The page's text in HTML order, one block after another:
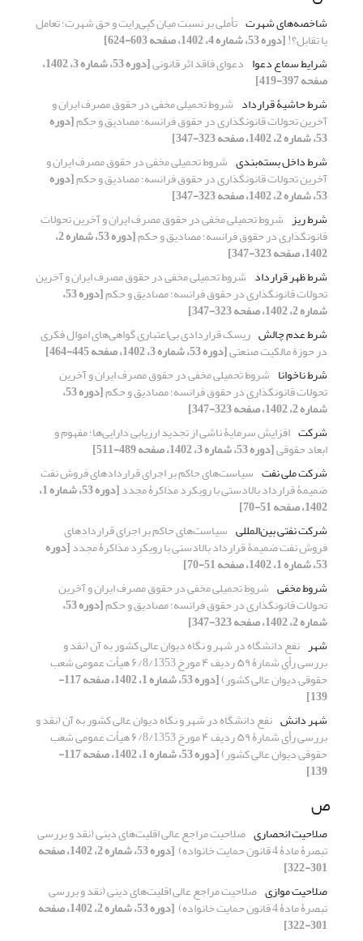
شاخصه‌های شهرت تأملی بر نسبت میان کپی‌رایت و حق شهرت؛ تعامل
یا تقابل؟![دوره 53، شماره 4، 1402، صفحه 603-624]
شرایط سماع دعوا دعوای فاقد اثر قانونی [دوره 53، شماره 3، 1402،
صفحه 397-419]
شرط حاشیۀ قرارداد شروط تحمیلی مخفی در حقوق مصرف ایران و
آخرین تحولات ‏قانونگذاری در حقوق فرانسه؛ مصادیق و حکم[دوره
53، شماره 2، 1402، صفحه 323-347]
شرط داخل ‏بسته‌بندی شروط تحمیلی مخفی در حقوق مصرف ایران و
آخرین تحولات ‏قانونگذاری در حقوق فرانسه؛ مصادیق و حکم[دوره
53، شماره 2، 1402، صفحه 323-347]
شرط ریز شروط تحمیلی مخفی در حقوق مصرف ایران و آخرین تحولات
‏قانونگذاری در حقوق فرانسه؛ مصادیق و حکم [دوره 53، شماره 2،
1402، صفحه 323-347]
شرط ظهر قرارداد شروط تحمیلی مخفی در حقوق مصرف ایران و آخرین
تحولات ‏قانونگذاری در حقوق فرانسه؛ مصادیق و حکم [دوره 53،
شماره 2، 1402، صفحه 323-347]
شرط عدم چالش ریسک قراردادی بی‌اعتباری گواهی‌های اموال فکری
در حوزة مالکیت صنعتی[دوره 53، شماره 3، 1402، صفحه 445-464]
شرط ناخوانا شروط تحمیلی مخفی در حقوق مصرف ایران و آخرین
تحولات ‏قانونگذاری در حقوق فرانسه؛ مصادیق و حکم [دوره 53،
شماره 2، 1402، صفحه 323-347]
شرکت افزایش سرمایۀ ناشی از تجدید ارزیابی دارایی‌ها؛ مفهوم و
ابعاد حقوقی[دوره 53، شماره 3، 1402، صفحه 489-511]
شرکت ملی نفت سیاست‌های حاکم بر اجرای قراردادهای فروش نفت
ضمیمۀ قرارداد بالادستی با رویکرد مذاکرۀ مجدد [دوره 53، شماره 1،
1402، صفحه 51-70]
شرکت نفتی بین‌المللی سیاست‌های حاکم بر اجرای قراردادهای
فروش نفت ضمیمۀ قرارداد بالادستی با رویکرد مذاکرۀ مجدد[دوره
53، شماره 1، 1402، صفحه 51-70]
شروط مخفی شروط تحمیلی مخفی در حقوق مصرف ایران و آخرین
تحولات ‏قانونگذاری در حقوق فرانسه؛ مصادیق و حکم [دوره 53،
شماره 2، 1402، صفحه 323-347]
شهر نفع دانشگاه در شهر و نگاه دیوان عالی کشور به آن ‏(نقد و
بررسی رأی شمارۀ ۵۹ ردیف ۴ مورخ ۶/8/1353 هیأت ‏عمومی شعب
حقوقی دیوان عالی کشور)‏ [دوره 53، شماره 1، 1402، صفحه 117-
139]
شهر دانش نفع دانشگاه در شهر و نگاه دیوان عالی کشور به آن ‏(نقد و
بررسی رأی شمارۀ ۵۹ ردیف ۴ مورخ ۶/8/1353 هیأت ‏عمومی شعب
حقوقی دیوان عالی کشور)‏ [دوره 53، شماره 1، 1402، صفحه 117-
139]
ص
صلاحیت انحصاری صلاحیت مراجع عالی اقلیت‌های دینی (نقد و بررسی
تبصرۀ مادۀ 4 ‏قانون حمایت خانواده) ‏ [دوره 53، شماره 2، 1402، صفحه
301-322]
صلاحیت موازی صلاحیت مراجع عالی اقلیت‌های دینی (نقد و بررسی
تبصرۀ مادۀ 4 ‏قانون حمایت خانواده) ‏ [دوره 53، شماره 2، 1402، صفحه
301-322]